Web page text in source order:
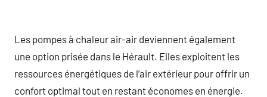
Les pompes à chaleur air-air deviennent également
une option prisée dans le Hérault. Elles exploitent les
ressources énergétiques de l’air extérieur pour offrir un
confort optimal tout en restant économes en énergie.